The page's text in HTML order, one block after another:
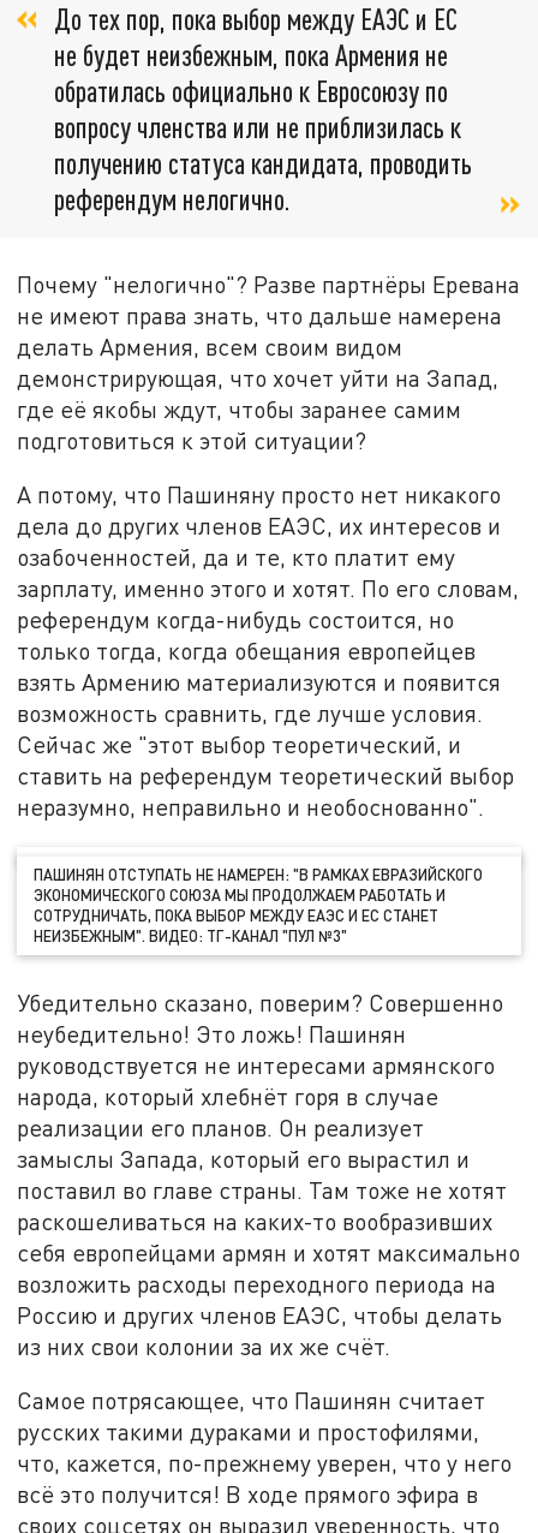
До тех пор, пока выбор между ЕАЭС и ЕС
не будет неизбежным, пока Армения не
обратилась официально к Евросоюзу по
вопросу членства или не приблизилась к
получению статуса кандидата, проводить
референдум нелогично.
Почему "нелогично"? Разве партнёры Еревана
не имеют права знать, что дальше намерена
делать Армения, всем своим видом
демонстрирующая, что хочет уйти на Запад,
где её якобы ждут, чтобы заранее самим
подготовиться к этой ситуации?
А потому, что Пашиняну просто нет никакого
дела до других членов ЕАЭС, их интересов и
озабоченностей, да и те, кто платит ему
зарплату, именно этого и хотят. По его словам,
референдум когда-нибудь состоится, но
только тогда, когда обещания европейцев
взять Армению материализуются и появится
возможность сравнить, где лучше условия.
Сейчас же "этот выбор теоретический, и
ставить на референдум теоретический выбор
неразумно, неправильно и необоснованно".
ПАШИНЯН ОТСТУПАТЬ НЕ НАМЕРЕН: "В РАМКАХ ЕВРАЗИЙСКОГО
ЭКОНОМИЧЕСКОГО СОЮЗА МЫ ПРОДОЛЖАЕМ РАБОТАТЬ И
СОТРУДНИЧАТЬ, ПОКА ВЫБОР МЕЖДУ ЕАЭС И ЕС СТАНЕТ
НЕИЗБЕЖНЫМ". ВИДЕО: ТГ-КАНАЛ "ПУЛ №3"
Убедительно сказано, поверим? Совершенно
неубедительно! Это ложь! Пашинян
руководствуется не интересами армянского
народа, который хлебнёт горя в случае
реализации его планов. Он реализует
замыслы Запада, который его вырастил и
поставил во главе страны. Там тоже не хотят
раскошеливаться на каких-то вообразивших
себя европейцами армян и хотят максимально
возложить расходы переходного периода на
Россию и других членов ЕАЭС, чтобы делать
из них свои колонии за их же счёт.
Самое потрясающее, что Пашинян считает
русских такими дураками и простофилями,
что, кажется, по-прежнему уверен, что у него
всё это получится! В ходе прямого эфира в
своих соцсетях он выразил уверенность, что